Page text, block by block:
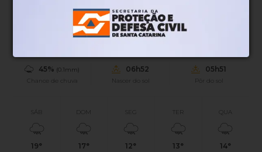
0.86km/h
Vento
45% (0.1mm)
Chance de chuva
06h52
Nascer do sol
05h51
Pôr do sol
SÁB
19°
DOM
17°
SEG
12°
TER
13°
QUA
14°